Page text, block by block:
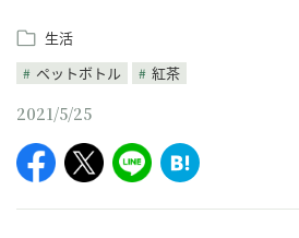
生活
ペットボトル
紅茶
2021/5/25